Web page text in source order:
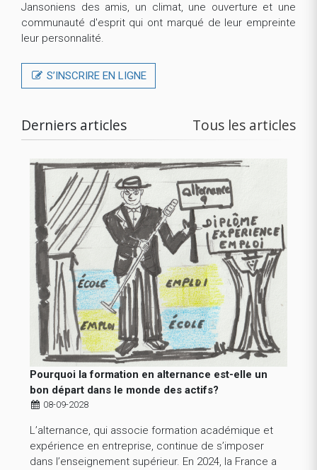
Jansoniens des amis, un climat, une ouverture et une
communauté d'esprit qui ont marqué de leur empreinte
leur personnalité.
S’INSCRIRE EN LIGNE
Derniers articles Tous les articles
Pourquoi la formation en alternance est-elle un
bon départ dans le monde des actifs?
08-09-2028
L’alternance, qui associe formation académique et
expérience en entreprise, continue de s’imposer
dans l’enseignement supérieur. En 2024, la France a